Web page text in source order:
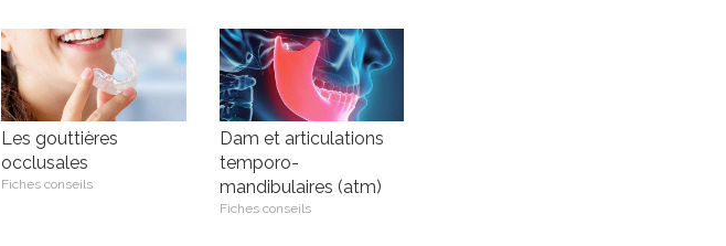
Les gouttières
occlusales
Fiches conseils
Dam et articulations
temporo-
mandibulaires (atm)
Fiches conseils